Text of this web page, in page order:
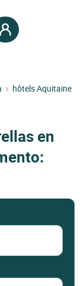
hôtels Aquitaine
en